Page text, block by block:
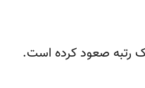
رتبه صعود کرده است.